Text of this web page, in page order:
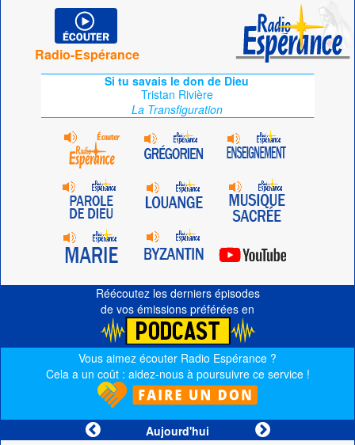
Radio-Espérance
Si tu savais le don de Dieu
Tristan Rivière
La Transfiguration
Réécoutez les derniers épisodes
de vos émissions préférées en
Vous aimez écouter Radio Espérance ?
Cela a un coût : aidez-nous à poursuivre ce service !
Aujourd'hui